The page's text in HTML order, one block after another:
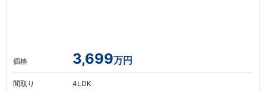
価格 3,699万円
間取り 4LDK